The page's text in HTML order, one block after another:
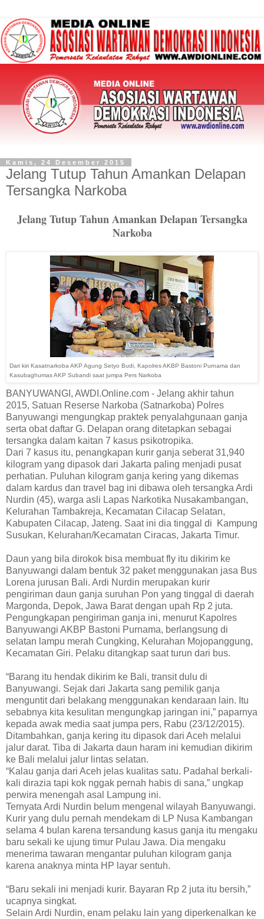
Kamis, 24 Desember 2015
Jelang Tutup Tahun Amankan Delapan
Tersangka Narkoba
Jelang Tutup Tahun Amankan Delapan Tersangka
Narkoba
Dari kiri Kasatnarkoba AKP Agung Setyo Budi, Kapolres AKBP Bastoni Purnama dan
Kasubaghumas AKP Subandi saat jumpa Pers Narkoba
BANYUWANGI, AWDI.Online.com - Jelang akhir tahun
2015, Satuan Reserse Narkoba (Satnarkoba) Polres
Banyuwangi mengungkap praktek penyalahgunaan ganja
serta obat daftar G. Delapan orang ditetapkan sebagai
tersangka dalam kaitan 7 kasus psikotropika.
Dari 7 kasus itu, penangkapan kurir ganja seberat 31,940
kilogram yang dipasok dari Jakarta paling menjadi pusat
perhatian. Puluhan kilogram ganja kering yang dikemas
dalam kardus dan travel bag ini dibawa oleh tersangka Ardi
Nurdin (45), warga asli Lapas Narkotika Nusakambangan,
Kelurahan Tambakreja, Kecamatan Cilacap Selatan,
Kabupaten Cilacap, Jateng. Saat ini dia tinggal di Kampung
Susukan, Kelurahan/Kecamatan Ciracas, Jakarta Timur.
Daun yang bila dirokok bisa membuat fly itu dikirim ke
Banyuwangi dalam bentuk 32 paket menggunakan jasa Bus
Lorena jurusan Bali. Ardi Nurdin merupakan kurir
pengiriman daun ganja suruhan Pon yang tinggal di daerah
Margonda, Depok, Jawa Barat dengan upah Rp 2 juta.
Pengungkapan pengiriman ganja ini, menurut Kapolres
Banyuwangi AKBP Bastoni Purnama, berlangsung di
selatan lampu merah Cungking, Kelurahan Mojopanggung,
Kecamatan Giri. Pelaku ditangkap saat turun dari bus.
“Barang itu hendak dikirim ke Bali, transit dulu di
Banyuwangi. Sejak dari Jakarta sang pemilik ganja
menguntit dari belakang menggunakan kendaraan lain. Itu
sebabnya kita kesulitan mengungkap jaringan ini,” paparnya
kepada awak media saat jumpa pers, Rabu (23/12/2015).
Ditambahkan, ganja kering itu dipasok dari Aceh melalui
jalur darat. Tiba di Jakarta daun haram ini kemudian dikirim
ke Bali melalui jalur lintas selatan.
“Kalau ganja dari Aceh jelas kualitas satu. Padahal berkali-
kali dirazia tapi kok nggak pernah habis di sana,” ungkap
perwira menengah asal Lampung ini.
Ternyata Ardi Nurdin belum mengenal wilayah Banyuwangi.
Kurir yang dulu pernah mendekam di LP Nusa Kambangan
selama 4 bulan karena tersandung kasus ganja itu mengaku
baru sekali ke ujung timur Pulau Jawa. Dia mengaku
menerima tawaran mengantar puluhan kilogram ganja
karena anaknya minta HP layar sentuh.
“Baru sekali ini menjadi kurir. Bayaran Rp 2 juta itu bersih,”
ucapnya singkat.
Selain Ardi Nurdin, enam pelaku lain yang diperkenalkan ke